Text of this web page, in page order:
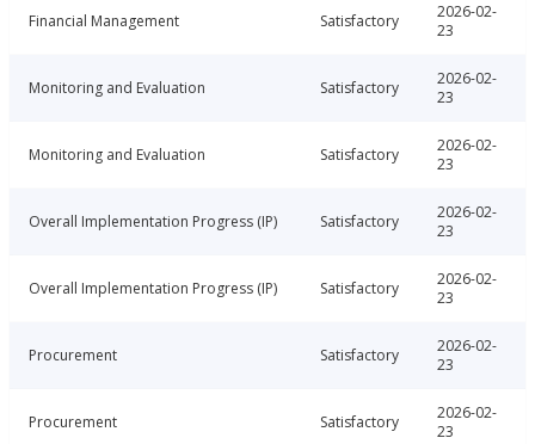
Financial Management Satisfactory
2026-02-
23
Monitoring and Evaluation Satisfactory
2026-02-
23
Monitoring and Evaluation Satisfactory
2026-02-
23
Overall Implementation Progress (IP) Satisfactory
2026-02-
23
Overall Implementation Progress (IP) Satisfactory
2026-02-
23
Procurement Satisfactory
2026-02-
23
Procurement Satisfactory
2026-02-
23